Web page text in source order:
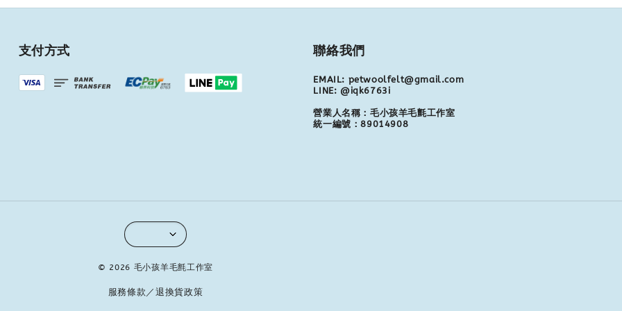
支付方式 聯絡我們
EMAIL: petwoolfelt@gmail.com
LINE: @iqk6763i
營業人名稱：毛小孩羊毛氈工作室
統一編號：89014908
© 2026 毛小孩羊毛氈工作室
服務條款／退換貨政策